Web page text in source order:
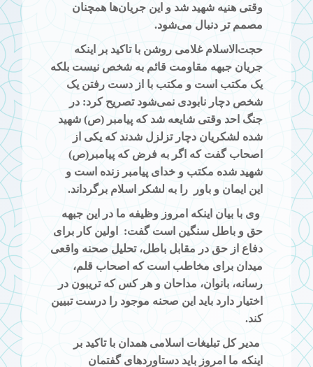
وقتی هنیه شهید شد و این جریان‌ها همچنان
مصمم تر دنبال می‌شود.
حجت‌الاسلام غلامی روشن با تاکید بر اینکه
جریان جبهه مقاومت قائم به شخص نیست بلکه
یک مکتب است و مکتب با از دست رفتن یک
شخص دچار نابودی نمی‌شود تصریح کرد: در
جنگ احد وقتی شایعه شد که پیامبر (ص) شهید
شده لشکریان دچار تزلزل شدند که یکی از
اصحاب گفت که اگر به فرض که پیامبر(ص)
شهید شده مکتب و خدای پیامبر زنده است و
این ایمان و باور
را به لشکر اسلام برگرداند.
وی با بیان اینکه امروز وظیفه ما در این جبهه
حق و باطل سنگین است گفت:
اولین کار برای
دفاع از حق در مقابل باطل، تحلیل صحنه واقعی
میدان برای مخاطب است که اصحاب قلم،
رسانه، بانوان، مداحان و هر کس که تریبون در
اختیار دارد باید این صحنه موجود را درست تبیین
کند.
مدیر کل تبلیغات اسلامی همدان با تاکید بر
اینکه ما امروز باید دستاوردهای گفتمان